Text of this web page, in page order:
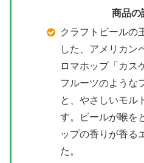
商品の
クラフトビールの
した、アメリカン
ロマホップ「カス
フルーツのような
と、やさしいモル
す。ビールが喉を
ップの香りが香る
た。